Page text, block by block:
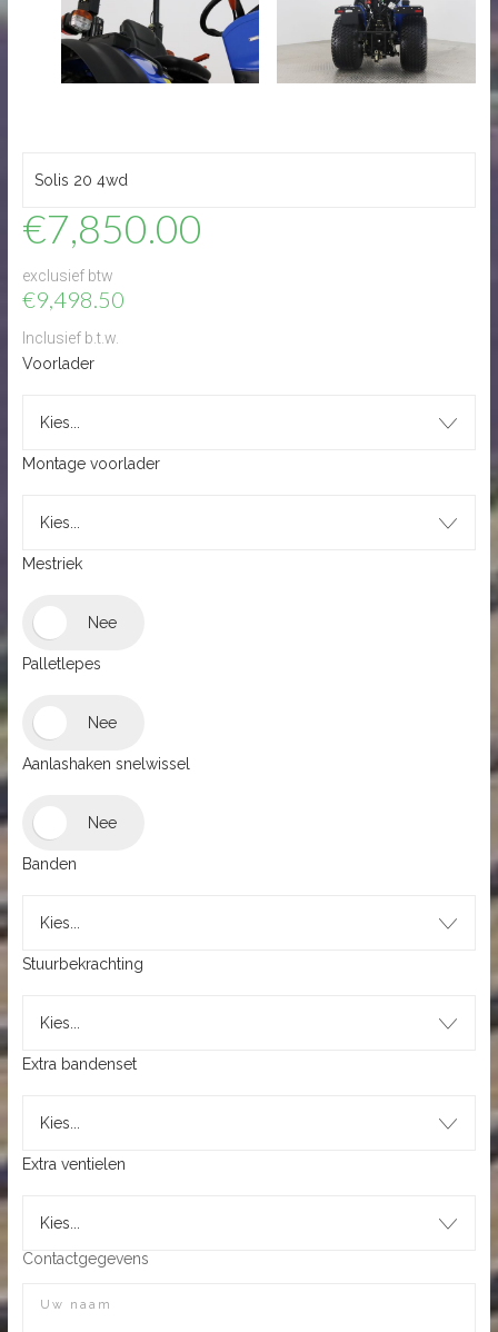
€7,850.00
exclusief btw
€9,498.50
Inclusief b.t.w.
Voorlader
Kies...
Montage voorlader
Kies...
Mestriek
Palletlepes
Aanlashaken snelwissel
Banden
Kies...
Stuurbekrachting
Kies...
Extra bandenset
Kies...
Extra ventielen
Kies...
Contactgegevens
Uw naam